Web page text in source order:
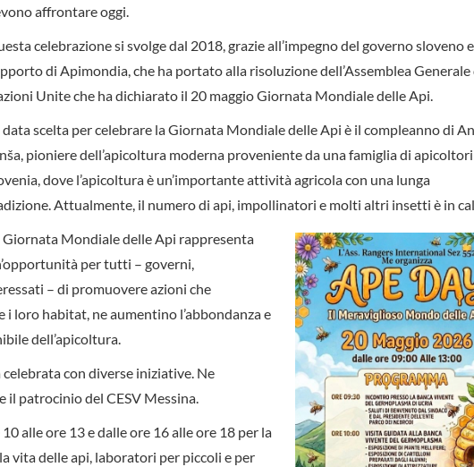
affrontare oggi.
celebrazione si svolge dal 2018, grazie all’impegno del governo sloveno
di Apimondia, che ha portato alla risoluzione dell’Assemblea Generale
Unite che ha dichiarato il 20 maggio Giornata Mondiale delle Api.
data scelta per celebrare la Giornata Mondiale delle Api è il compleanno di
pioniere dell’apicoltura moderna proveniente da una famiglia di
dove l’apicoltura è un’importante attività agricola con una lunga
Attualmente, il numero di api, impollinatori e molti altri insetti è in
Giornata Mondiale delle Api rappresenta
per tutti – governi,
– di promuovere azioni che
loro habitat, ne aumentino l’abbondanza e
dell’apicoltura.
con diverse iniziative. Ne
patrocinio del CESV Messina.
alle ore 13 e dalle ore 16 alle ore 18 per la
vita delle api, laboratori per piccoli e per